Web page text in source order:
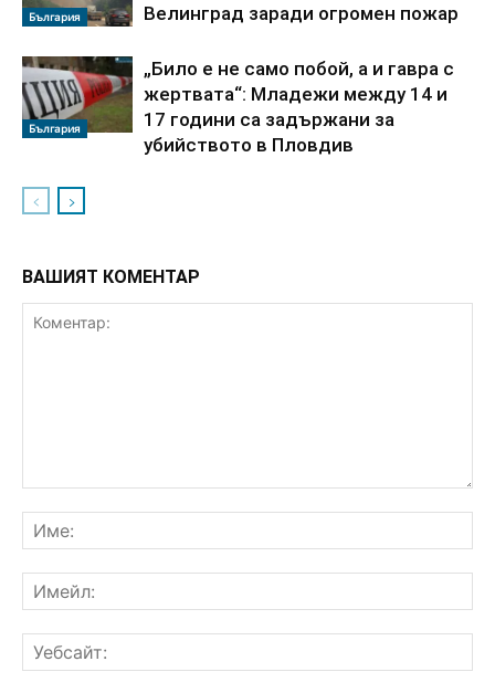
България
Велинград заради огромен пожар
България
„Било е не само побой, а и гавра с
жертвата“: Младежи между 14 и
17 години са задържани за
убийството в Пловдив
ВАШИЯТ КОМЕНТАР